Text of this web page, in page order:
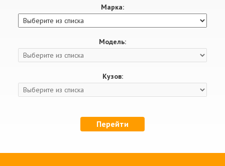
Марка:
Модель:
Кузов:
Перейти